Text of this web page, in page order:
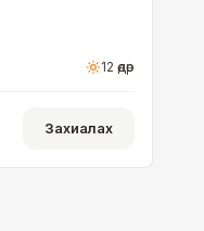
12 өдөр
Захиалах